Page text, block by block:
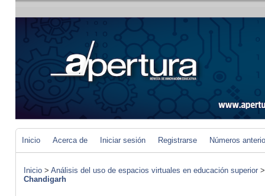
Inicio Acerca de Iniciar sesión Registrarse Números
Inicio > Análisis del uso de espacios virtuales en educación superior
Chandigarh